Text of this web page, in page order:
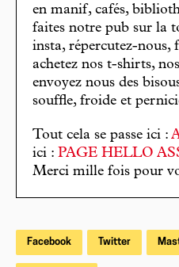
en manif, cafés,
faites notre pub sur la
insta, répercutez-nous,
achetez nos t-shirts,
envoyez nous des
souffle, froide et
Tout cela se passe ici :
ici : PAGE HELLO
Merci mille fois pour
Facebook Twitter